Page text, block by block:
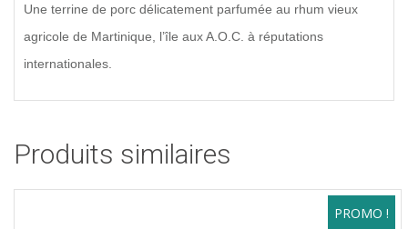
Une terrine de porc délicatement parfumée au rhum vieux
agricole de Martinique, l’île aux A.O.C. à réputations
internationales.
Produits similaires
PROMO !